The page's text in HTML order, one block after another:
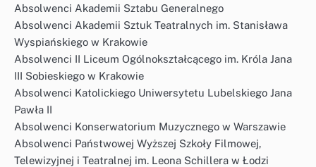
Absolwenci Akademii Sztabu Generalnego
Absolwenci Akademii Sztuk Teatralnych im. Stanisława
Wyspiańskiego w Krakowie
Absolwenci II Liceum Ogólnokształcącego im. Króla Jana
III Sobieskiego w Krakowie
Absolwenci Katolickiego Uniwersytetu Lubelskiego Jana
Pawła II
Absolwenci Konserwatorium Muzycznego w Warszawie
Absolwenci Państwowej Wyższej Szkoły Filmowej,
Telewizyjnej i Teatralnej im. Leona Schillera w Łodzi